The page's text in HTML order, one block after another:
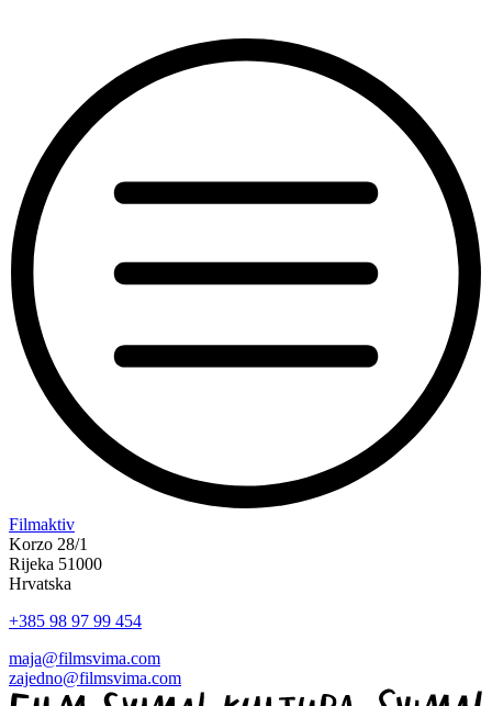
“Koke
svima
—
inkluzivna
svima
Kino
Mediteran
projekcija
Filmaktiv
Korzo 28/1
Rijeka 51000
Hrvatska
+385 98 97 99 454
maja@filmsvima.com
zajedno@filmsvima.com